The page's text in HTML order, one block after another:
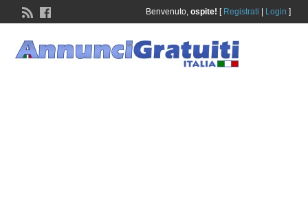
Benvenuto, ospite! [ Registrati Login ]